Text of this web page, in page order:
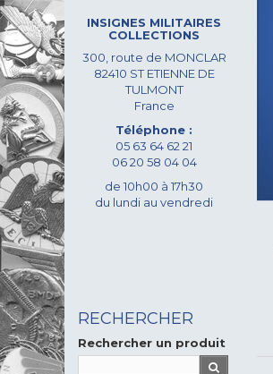
INSIGNES MILITAIRES
COLLECTIONS
300, route de MONCLAR
82410 ST ETIENNE DE
TULMONT
France
Téléphone :
05 63 64 62 21
06 20 58 04 04
de 10h00 à 17h30
du lundi au vendredi
RECHERCHER
Rechercher un produit